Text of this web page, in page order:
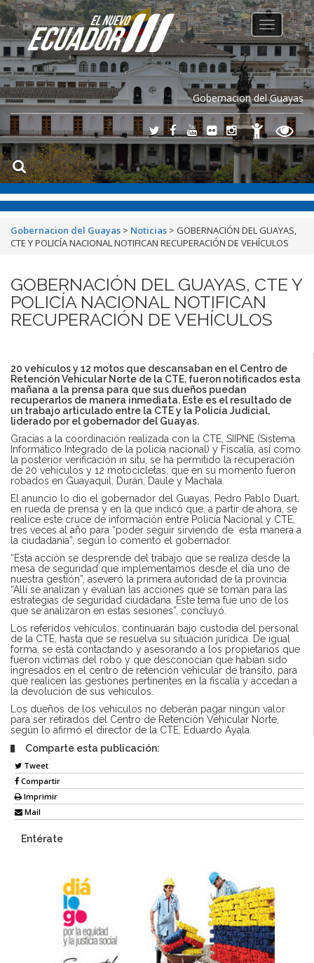
Gobernacion del Guayas
Toggle
navigation
Gobernacion del Guayas > Noticias > GOBERNACIÓN DEL GUAYAS,
CTE Y POLICÍA NACIONAL NOTIFICAN RECUPERACIÓN DE VEHÍCULOS
GOBERNACIÓN DEL GUAYAS, CTE Y
POLICÍA NACIONAL NOTIFICAN
RECUPERACIÓN DE VEHÍCULOS
20 vehículos y 12 motos que descansaban en el Centro de
Retención Vehicular Norte de la CTE, fueron notificados esta
mañana a la prensa para que sus dueños puedan
recuperarlos de manera inmediata. Este es el resultado de
un trabajo articulado entre la CTE y la Policía Judicial,
liderado por el gobernador del Guayas.
Gracias a la coordinación realizada con la CTE, SIIPNE (Sistema
Informático Integrado de la policía nacional) y Fiscalía, así como
la posterior verificación in situ, se ha permitido la recuperación
de 20 vehículos y 12 motocicletas, que en su momento fueron
robados en Guayaquil, Durán, Daule y Machala.
El anuncio lo dio el gobernador del Guayas, Pedro Pablo Duart,
en rueda de prensa y en la que indicó que, a partir de ahora, se
realice este cruce de información entre Policía Nacional y CTE,
tres veces al año para “poder seguir sirviendo de esta manera a
la ciudadanía”, según lo comentó el gobernador.
“Esta acción se desprende del trabajo que se realiza desde la
mesa de seguridad que implementamos desde el día uno de
nuestra gestión”, aseveró la primera autoridad de la provincia.
“Allí se analizan y evalúan las acciones que se toman para las
estrategias de seguridad ciudadana. Este tema fue uno de los
que se analizaron en estas sesiones”, concluyó.
Los referidos vehículos, continuarán bajo custodia del personal
de la CTE, hasta que se resuelva su situación jurídica. De igual
forma, se está contactando y asesorando a los propietarios que
fueron víctimas del robo y que desconocían que habían sido
ingresados en el centro de retención vehicular de tránsito, para
que realicen las gestiones pertinentes en la fiscalía y accedan a
la devolución de sus vehículos.
Los dueños de los vehículos no deberán pagar ningún valor
para ser retirados del Centro de Retención Vehicular Norte,
según lo afirmó el director de la CTE, Eduardo Ayala.
Comparte esta publicación:
Tweet
Compartir
Imprimir
Mail
Entérate